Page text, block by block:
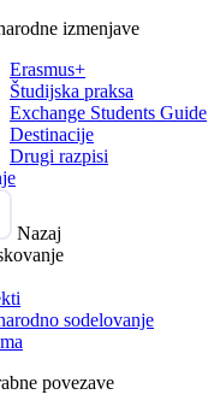
izmenjave
Erasmus+
Študijska praksa
Exchange Students Guide
Destinacije
Drugi razpisi
Nazaj
sodelovanje
povezave